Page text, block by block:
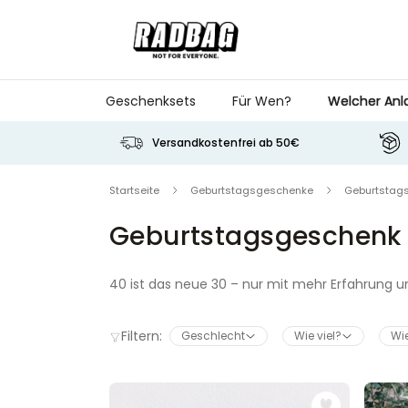
Geschenksets Für Wen? Welcher
Versandkostenfrei ab 50€
Startseite Geburtstagsgeschenke
Geburtstagsgeschenk
40 ist das neue 30 – nur mit mehr Erfahrung
Filtern:
Geschlecht Wie viel?